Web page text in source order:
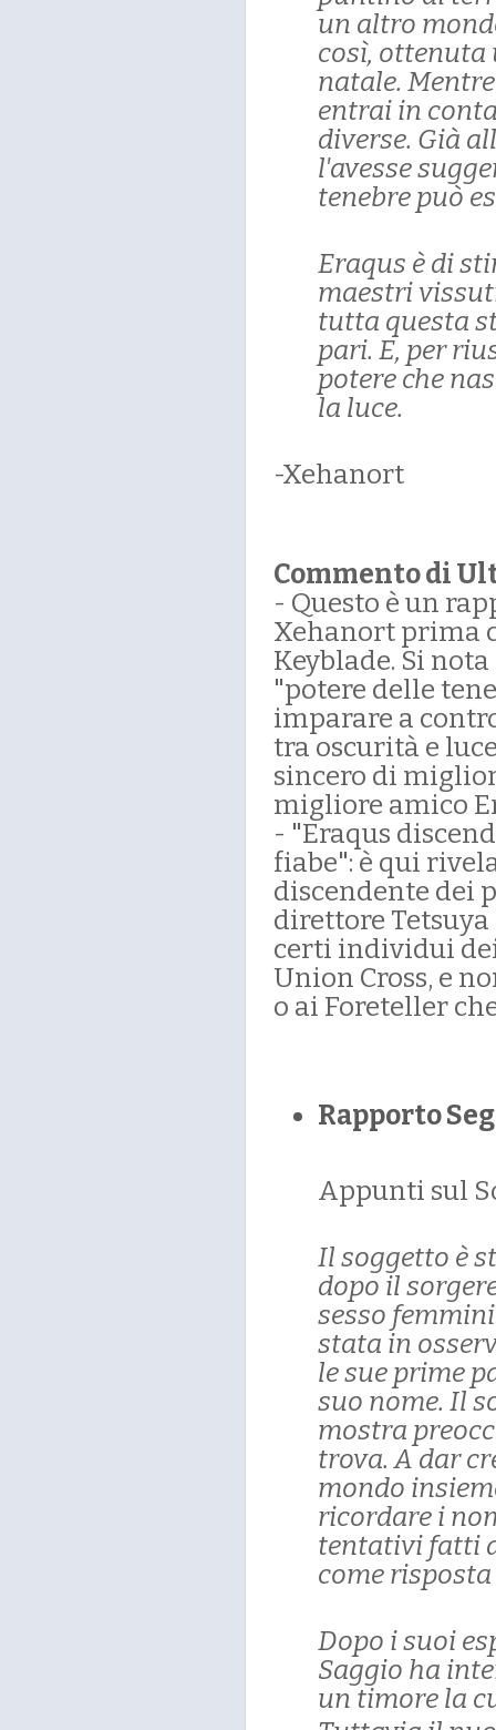
un altro
così, ottenuta
natale.
entrai in
diverse. Già
l'avesse
tenebre può
Eraqus è di
maestri
tutta questa
pari. E, per
potere che
la luce.
-Xehanort
Commento di
- Questo è un
Xehanort prima
Keyblade. Si
"potere delle
imparare a
tra oscurità e
sincero di
migliore amico
- "Eraqus
fiabe": è qui
discendente dei
direttore
certi individui
Union Cross, e
o ai Foreteller
Rapporto
Appunti sul
Il soggetto è
dopo il
sesso
stata in
le sue prime
suo nome. Il
mostra
trova. A dar
mondo
ricordare i
tentativi fatti
come
Dopo i suoi
Saggio ha
un timore la